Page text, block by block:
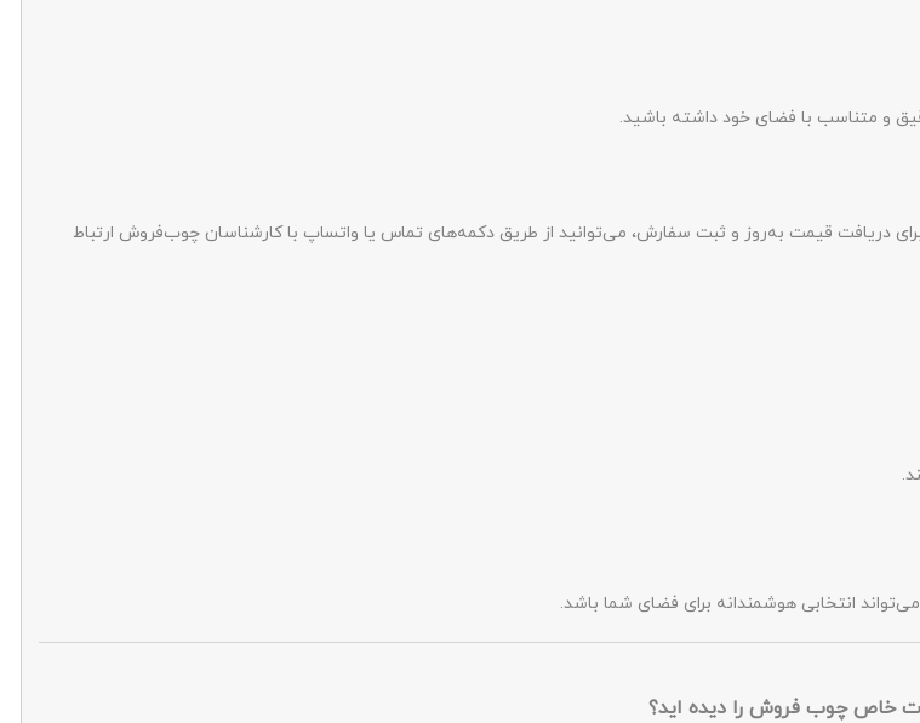
و متناسب با فضای خود داشته باشید.
قیمت به‌روز و ثبت سفارش، می‌توانید از طریق دکمه‌های تماس یا واتساپ با کارشناسان چوب‌فروش ارتباط
خاص چوب فروش را دیده اید؟